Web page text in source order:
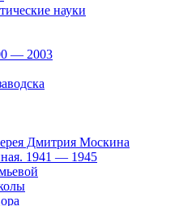
науки
— 2003
Дмитрия Москина
1941 — 1945